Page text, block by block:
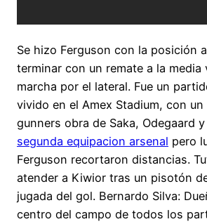
Se hizo Ferguson con la posición
terminar con un remate a la media
marcha por el lateral. Fue un
vivido en el Amex Stadium, con
gunners obra de Saka, Odegaard
segunda equipacion arsenal pero
Ferguson recortaron distancias.
atender a Kiwior tras un pisotón
jugada del gol. Bernardo Silva:
centro del campo de todos los